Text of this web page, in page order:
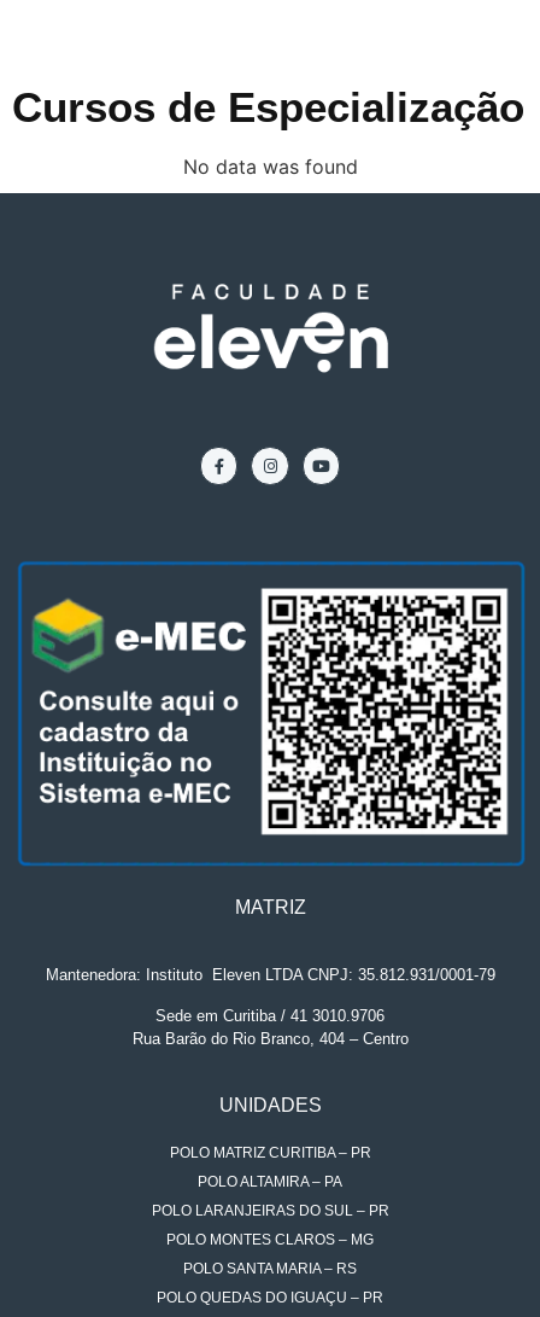
Cursos de Especialização
No data was found
MATRIZ
Mantenedora: Instituto. Eleven LTDA CNPJ: 35.812.931/0001-79
Sede em Curitiba / 41 3010.9706
Rua Barão do Rio Branco, 404 – Centro
UNIDADES
POLO MATRIZ CURITIBA – PR
POLO ALTAMIRA – PA
POLO LARANJEIRAS DO SUL – PR
POLO MONTES CLAROS – MG
POLO SANTA MARIA – RS
POLO QUEDAS DO IGUAÇU – PR